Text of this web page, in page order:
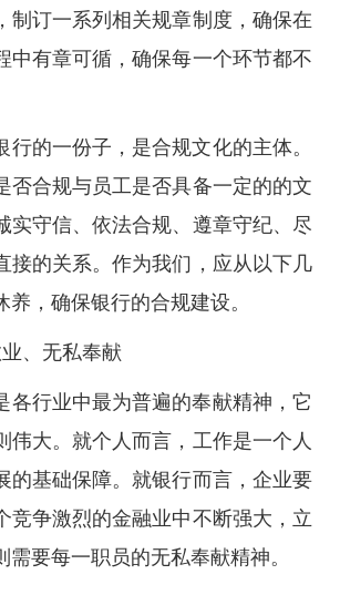
制订一系列相关规章制度，确保在
中有章可循，确保每一个环节都不
行的一份子，是合规文化的主体。
否合规与员工是否具备一定的的文
实守信、依法合规、遵章守纪、尽
接的关系。作为我们，应从以下几
养，确保银行的合规建设。
、无私奉献
各行业中最为普遍的奉献精神，它
伟大。就个人而言，工作是一个人
的基础保障。就银行而言，企业要
竞争激烈的金融业中不断强大，立
需要每一职员的无私奉献精神。